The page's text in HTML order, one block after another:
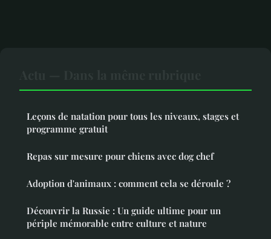
Leçons de natation pour tous les niveaux, stages et
programme gratuit
Repas sur mesure pour chiens avec dog chef
Adoption d'animaux : comment cela se déroule ?
Découvrir la Russie : Un guide ultime pour un
périple mémorable entre culture et nature